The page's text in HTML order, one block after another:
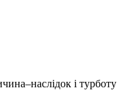
і турботу